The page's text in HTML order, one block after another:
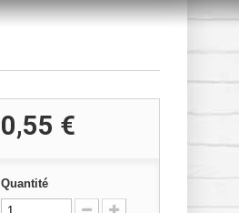
0,55 €
Quantité